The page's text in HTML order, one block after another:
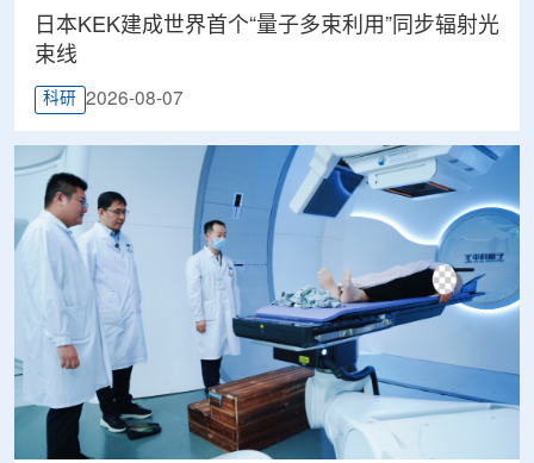
日本KEK建成世界首个“量子多束利用”同步辐射光
束线
科研 2026-08-07